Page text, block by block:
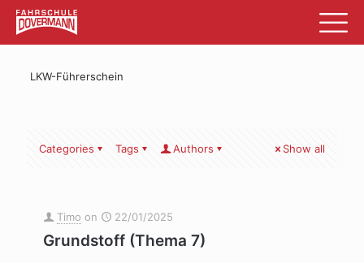
LKW-Führerschein
Categories Tags Authors Show all
Timo on 22/01/2025
Grundstoff (Thema 7)